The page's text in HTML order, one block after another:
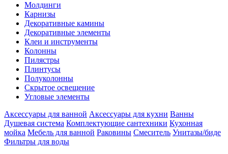
Молдинги
Карнизы
Декоративные камины
Декоративные элементы
Клеи и инструменты
Колонны
Пилястры
Плинтусы
Полуколонны
Скрытое освещение
Угловые элементы
Аксессуары для ванной Аксессуары для кухни Ванны
Душевая система Комплектующие сантехники Кухонная
мойка Мебель для ванной Раковины Смеситель Унитазы/биде
Фильтры для воды